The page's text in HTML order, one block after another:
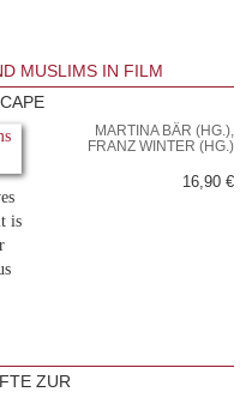
MUSLIMS IN FILM
is
MARTINA BÄR (HG.),
FRANZ WINTER (HG.)
16,90 €
ZUR